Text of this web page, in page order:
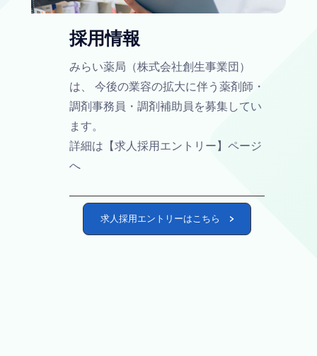
採用情報​
みらい薬局（株式会社創生事業団）
は、 今後の業容の拡大に伴う薬剤師・
調剤事務員・調剤補助員を募集してい
ます。
詳細は【求人採用エントリー】ページ
へ
求人採用エントリーはこちら >